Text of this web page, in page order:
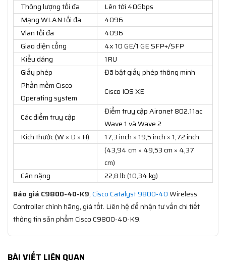
Thông lượng tối đa
Lên tới 40Gbps
Mạng WLAN tối đa
4096
Vlan tối đa
4096
Giao diện cổng
4x 10 GE/1 GE SFP+/SFP
Kiểu dáng
1RU
Giấy phép
Đã bật giấy phép thông minh
Phần mềm Cisco
Operating system
Cisco IOS XE
Các điểm truy cập
Điểm truy cập Aironet 802.11ac
Wave 1 và Wave 2
Kích thước (W × D × H)
17,3 inch × 19,5 inch × 1,72 inch
(43,94 cm × 49,53 cm × 4,37
cm)
Cân nặng
22,8 lb (10,34 kg)
Báo giá C9800-40-K9,Cisco Catalyst 9800-40Wireless
Controller chính hãng, giá tốt. Liên hệ để nhận tư vấn chi tiết
thông tin sản phẩm Cisco C9800-40-K9.
BÀI VIẾT LIÊN QUAN